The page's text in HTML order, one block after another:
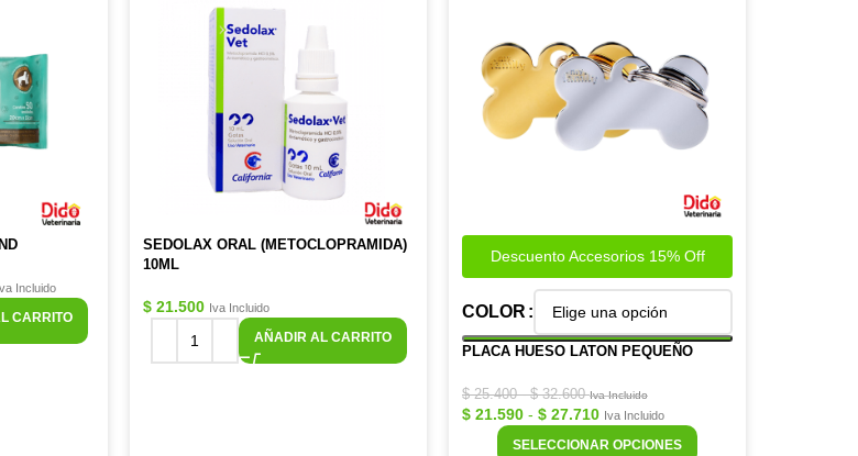
Incluido
CARRITO
SEDOLAX ORAL (METOCLOPRAMIDA)
10ML
$ 21.500 Iva Incluido
AÑADIR AL CARRITO
Descuento Accesorios 15% Off
COLOR
PLACA HUESO LATON PEQUEÑO
$25.400 - $32.600 Iva Incluido
$ 21.590 - $ 27.710 Iva Incluido
SELECCIONAR OPCIONES